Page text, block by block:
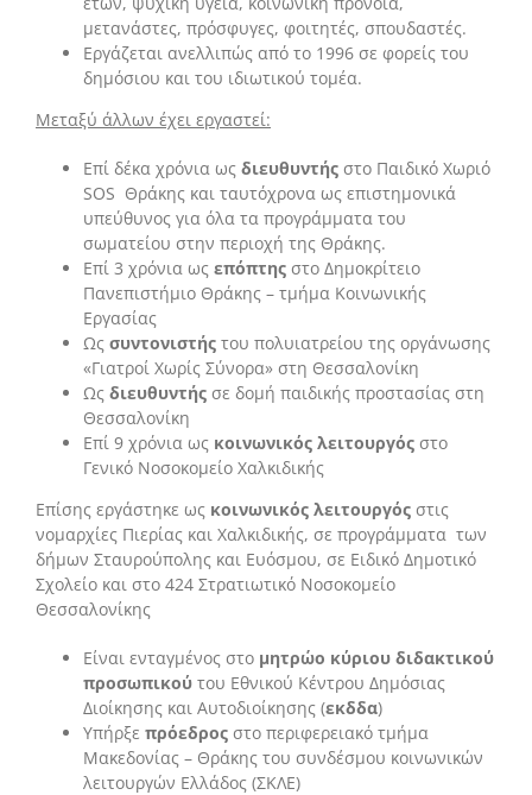
μετανάστες, πρόσφυγες, φοιτητές, σπουδαστές.
Εργάζεται ανελλιπώς από το 1996 σε φορείς του
δημόσιου και του ιδιωτικού τομέα.
Μεταξύ άλλων έχει εργαστεί:
Επί δέκα χρόνια ως διευθυντής στο Παιδικό Χωριό
SOS Θράκης και ταυτόχρονα ως επιστημονικά
υπεύθυνος για όλα τα προγράμματα του
σωματείου στην περιοχή της Θράκης.
Επί 3 χρόνια ως επόπτης στο Δημοκρίτειο
Πανεπιστήμιο Θράκης – τμήμα Κοινωνικής
Εργασίας
Ως συντονιστής του πολυιατρείου της οργάνωσης
«Γιατροί Χωρίς Σύνορα» στη Θεσσαλονίκη
Ως διευθυντής σε δομή παιδικής προστασίας στη
Θεσσαλονίκη
Επί 9 χρόνια ως κοινωνικός λειτουργός στο
Γενικό Νοσοκομείο Χαλκιδικής
Επίσης εργάστηκε ως κοινωνικός λειτουργός στις
νομαρχίες Πιερίας και Χαλκιδικής, σε προγράμματα των
δήμων Σταυρούπολης και Ευόσμου, σε Ειδικό Δημοτικό
Σχολείο και στο 424 Στρατιωτικό Νοσοκομείο
Θεσσαλονίκης
Είναι ενταγμένος στο μητρώο κύριου διδακτικού
προσωπικού του Εθνικού Κέντρου Δημόσιας
Διοίκησης και Αυτοδιοίκησης (εκδδα)
Υπήρξε πρόεδρος στο περιφερειακό τμήμα
Μακεδονίας – Θράκης του συνδέσμου κοινωνικών
λειτουργών Ελλάδος (ΣΚΛΕ)